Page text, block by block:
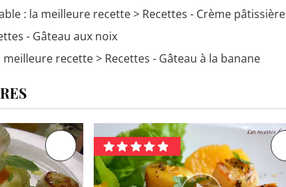
: la meilleure recette> Recettes - Crème pâtissière
- Gâteau aux noix
meilleure recette> Recettes - Gâteau à la banane